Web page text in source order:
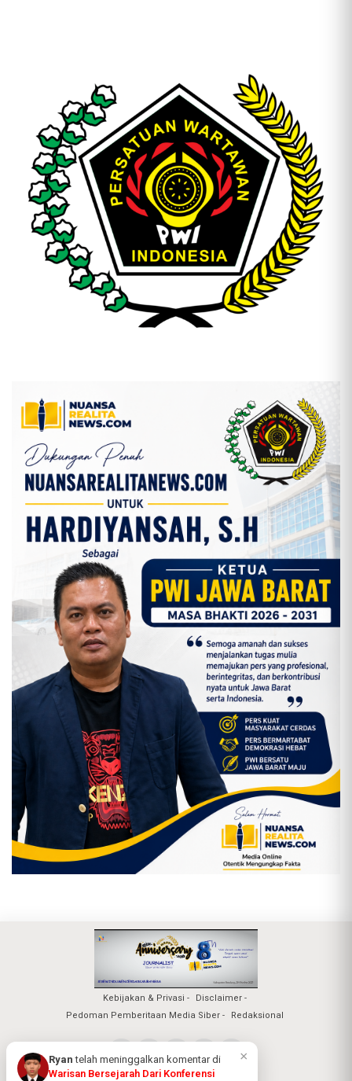
Kebijakan & Privasi
Disclaimer
Pedoman Pemberitaan Media Siber
Redaksional
×
Ryantelah meninggalkan komentar di
Warisan Bersejarah Dari Konferensi